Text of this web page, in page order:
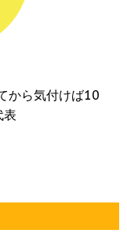
から気付けば10
表